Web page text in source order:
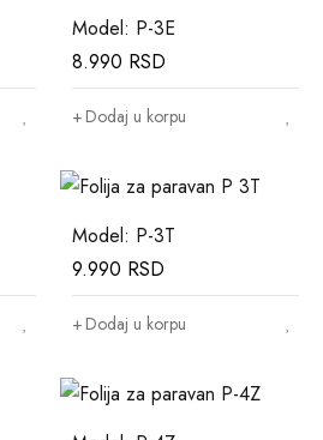
Model: P-3E
8.990 RSD
Dodaj u korpu
Model: P-3T
9.990 RSD
Dodaj u korpu